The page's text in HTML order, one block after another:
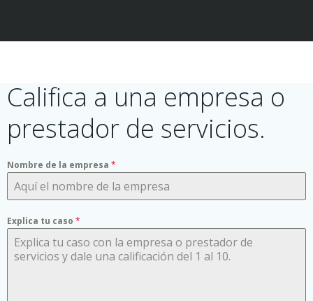
Califica a una empresa o
prestador de servicios.
Nombre de la empresa *
Explica tu caso *